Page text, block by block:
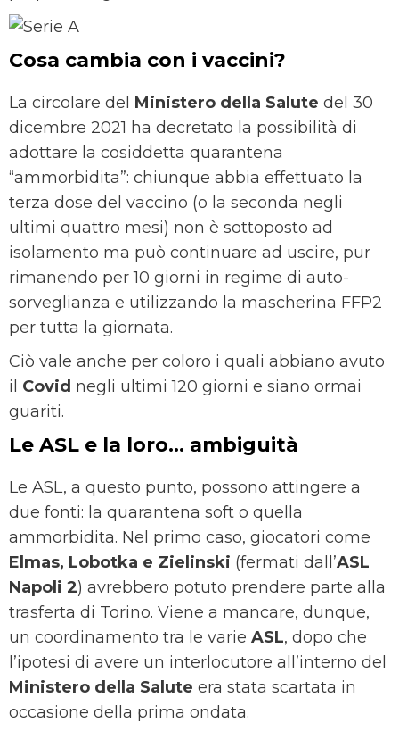
Cosa cambia con i vaccini?
La circolare del Ministero della Salute del 30
dicembre 2021 ha decretato la possibilità di
adottare la cosiddetta quarantena
“ammorbidita”: chiunque abbia effettuato la
terza dose del vaccino (o la seconda negli
ultimi quattro mesi) non è sottoposto ad
isolamento ma può continuare ad uscire, pur
rimanendo per 10 giorni in regime di auto-
sorveglianza e utilizzando la mascherina FFP2
per tutta la giornata.
Ciò vale anche per coloro i quali abbiano avuto
il Covid negli ultimi 120 giorni e siano ormai
guariti.
Le ASL e la loro… ambiguità
Le ASL, a questo punto, possono attingere a
due fonti: la quarantena soft o quella
ammorbidita. Nel primo caso, giocatori come
Elmas, Lobotka e Zielinski (fermati dall’ASL
Napoli 2) avrebbero potuto prendere parte alla
trasferta di Torino. Viene a mancare, dunque,
un coordinamento tra le varie ASL, dopo che
l’ipotesi di avere un interlocutore all’interno del
Ministero della Salute era stata scartata in
occasione della prima ondata.